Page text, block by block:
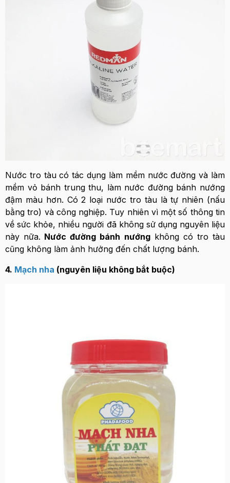
Nước tro tàu có tác dụng làm mềm nước đường và làm
mềm vỏ bánh trung thu, làm nước đường bánh nướng
đậm màu hơn. Có 2 loại nước tro tàu là tự nhiên (nấu
bằng tro) và công nghiệp. Tuy nhiên vì một số thông tin
về sức khỏe, nhiều người đã không sử dụng nguyên liệu
này nữa. Nước đường bánh nướngkhông có tro tàu
cũng không làm ảnh hưởng đến chất lượng bánh.
4. Mạch nha (nguyên liệu không bắt buộc)